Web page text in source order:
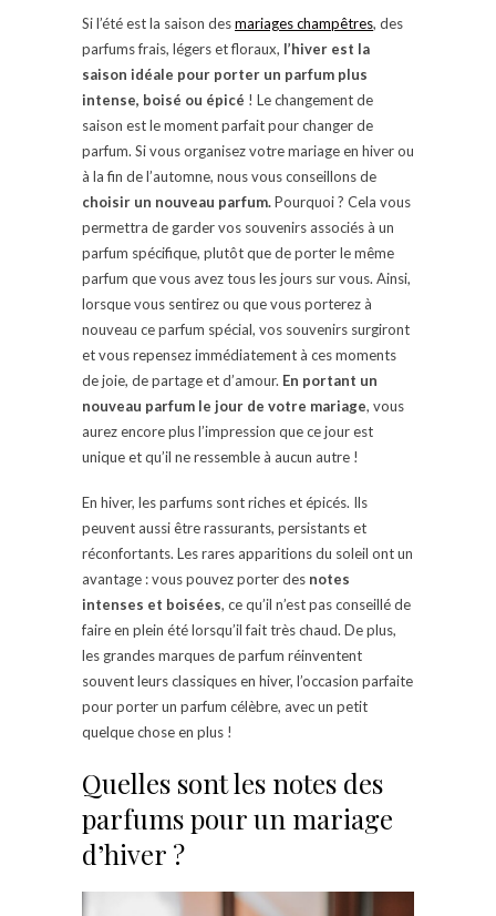
Si l’été est la saison desmariages champêtres, des
parfums frais, légers et floraux, l’hiver est la
saison idéale pour porter un parfum plus
intense, boisé ou épicé ! Le changement de
saison est le moment parfait pour changer de
parfum. Si vous organisez votre mariage en hiver ou
à la fin de l’automne, nous vous conseillons de
choisir un nouveau parfum.Pourquoi ? Cela vous
permettra de garder vos souvenirs associés à un
parfum spécifique, plutôt que de porter le même
parfum que vous avez tous les jours sur vous. Ainsi,
lorsque vous sentirez ou que vous porterez à
nouveau ce parfum spécial, vos souvenirs surgiront
et vous repensez immédiatement à ces moments
de joie, de partage et d’amour. En portant un
nouveau parfum le jour de votre mariage, vous
aurez encore plus l’impression que ce jour est
unique et qu’il ne ressemble à aucun autre !
En hiver, les parfums sont riches et épicés. Ils
peuvent aussi être rassurants, persistants et
réconfortants. Les rares apparitions du soleil ont un
avantage : vous pouvez porter des notes
intenses et boisées, ce qu’il n’est pas conseillé de
faire en plein été lorsqu’il fait très chaud. De plus,
les grandes marques de parfum réinventent
souvent leurs classiques en hiver, l’occasion parfaite
pour porter un parfum célèbre, avec un petit
quelque chose en plus !
Quelles sont les notes des
parfums pour un mariage
d’hiver ?